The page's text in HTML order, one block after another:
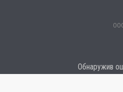
Обнаружив